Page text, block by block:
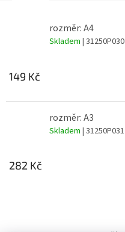
rozměr: A4
Skladem | 31250P030
149 Kč
rozměr: A3
Skladem | 31250P031
282 Kč